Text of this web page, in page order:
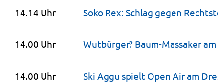
14.14 Uhr Soko Rex: Schlag gegen
14.00 Uhr Wutbürger? Baum-Massaker am
14.00 Uhr Ski Aggu spielt Open Air am